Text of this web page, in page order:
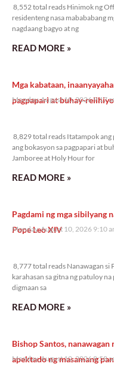
8,552 total reads Hinimok ng
residenteng nasa mabababang
nagdaang bagyo at ng
READ MORE »
Mga kabataan,
pagpapari at buhay-
Monday, August 10, 2026 9:17
8,829 total reads Itatampok ang
ang bokasyon sa pagpapari at
Jamboree at Holy Hour for
READ MORE »
Pagdami ng mga sibilyang
Pope Leo XIV
Monday, August 10, 2026 9:10
8,777 total reads Nanawagan si
karahasan sa gitna ng patuloy
digmaan sa
READ MORE »
Bishop Santos,
apektado ng masamang
Monday, August 10, 2026 8:58